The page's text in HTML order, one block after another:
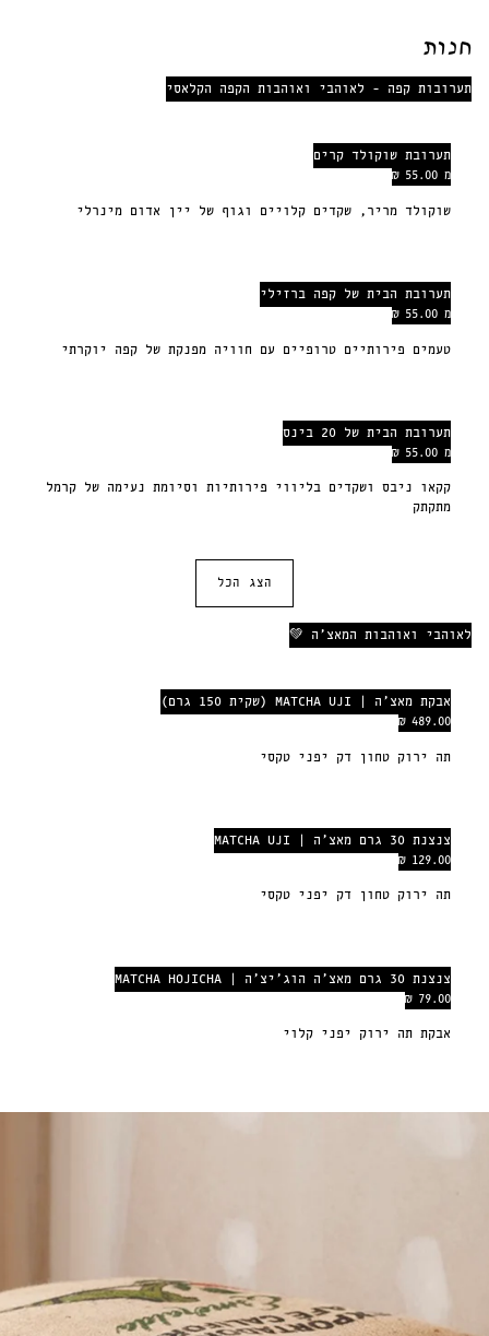
חנות
תערובות קפה - לאוהבי ואוהבות הקפה הקלאסי
תערובת שוקולד קרים
מ 55.00 ₪
שוקולד מריר, שקדים קלויים וגוף של יין אדום מינרלי
תערובת הבית של קפה ברזילי
מ 55.00 ₪
טעמים פירותיים טרופיים עם חוויה מפנקת של קפה יוקרתי
תערובת הבית של 20 בינס
מ 55.00 ₪
קקאו ניבס ושקדים בליווי פירותיות וסיומת נעימה של קרמל
מתקתק
הצג הכל
לאוהבי ואוהבות המאצ׳ה 💚
אבקת מאצ׳ה | MATCHA UJI (שקית 150 גרם)
489.00 ₪
תה ירוק טחון דק יפני טקסי
צנצנת 30 גרם מאצ׳ה | MATCHA UJI
129.00 ₪
תה ירוק טחון דק יפני טקסי
צנצנת 30 גרם מאצ׳ה הוג׳יצ׳ה | MATCHA HOJICHA
79.00 ₪
אבקת תה ירוק יפני קלוי